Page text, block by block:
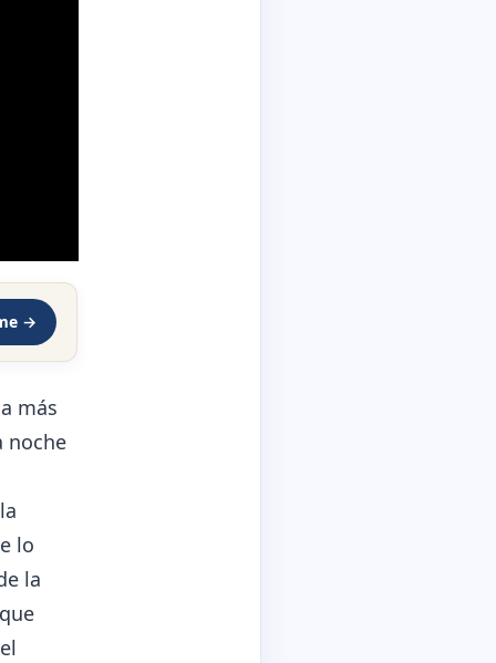
→
más
noche
lo
la